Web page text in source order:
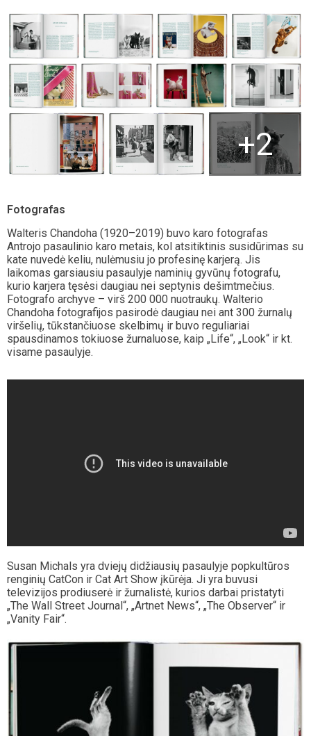
+2
Fotografas
Walteris Chandoha (1920–2019) buvo karo fotografas
Antrojo pasaulinio karo metais, kol atsitiktinis susidūrimas su
kate nuvedė keliu, nulėmusiu jo profesinę karjerą. Jis
laikomas garsiausiu pasaulyje naminių gyvūnų fotografu,
kurio karjera tęsėsi daugiau nei septynis dešimtmečius.
Fotografo archyve – virš 200 000 nuotraukų. Walterio
Chandoha fotografijos pasirodė daugiau nei ant 300 žurnalų
viršelių, tūkstančiuose skelbimų ir buvo reguliariai
spausdinamos tokiuose žurnaluose, kaip „Life“, „Look“ ir kt.
visame pasaulyje.
Susan Michals yra dviejų didžiausių pasaulyje popkultūros
renginių CatCon ir Cat Art Show įkūrėja. Ji yra buvusi
televizijos prodiuserė ir žurnalistė, kurios darbai pristatyti
„The Wall Street Journal“, „Artnet News“, „The Observer“ ir
„Vanity Fair“.